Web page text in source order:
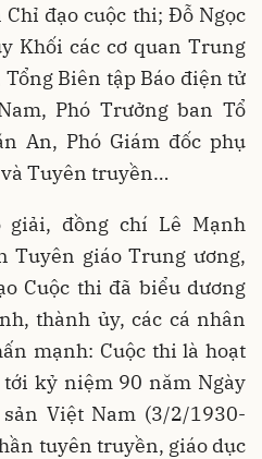
đạo cuộc thi; Đỗ Ngọc
Khối các cơ quan Trung
Biên tập Báo điện tử
Phó Trưởng ban Tổ
An, Phó Giám đốc phụ
Tuyên truyền…
đồng chí Lê Mạnh
Tuyên giáo Trung ương,
Cuộc thi đã biểu dương
thành ủy, các cá nhân
mạnh: Cuộc thi là hoạt
kỷ niệm 90 năm Ngày
Việt Nam (3/2/1930-
tuyên truyền, giáo dục